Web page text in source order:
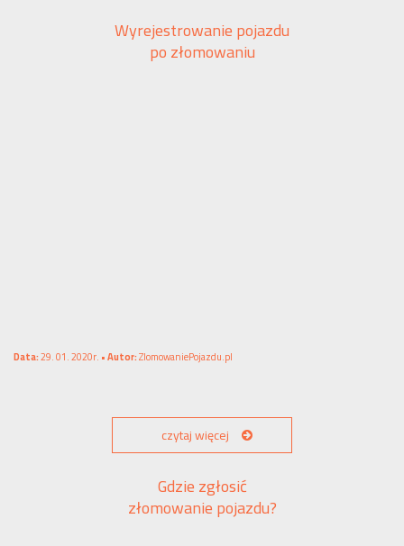
Wyrejestrowanie pojazdu
po złomowaniu
Data:29. 01. 2020r. •Autor:ZlomowaniePojazdu.pl
czytaj więcej
Gdzie zgłosić
złomowanie pojazdu?